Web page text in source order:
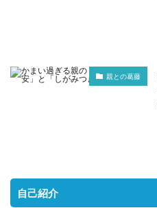
親との葛藤
自己紹介